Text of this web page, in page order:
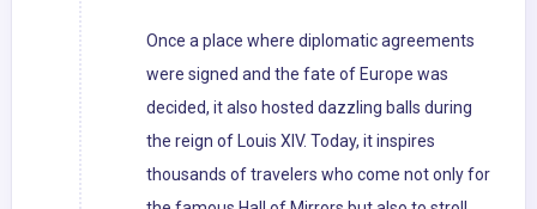
Once a place where diplomatic agreements
were signed and the fate of Europe was
decided, it also hosted dazzling balls during
the reign of Louis XIV. Today, it inspires
thousands of travelers who come not only for